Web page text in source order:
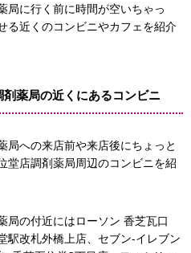
局に行く前に時間が空いちゃっ
る近くのコンビニやカフェを紹介
薬局の近くにあるコンビニ
局への来店前や来店後にちょっと
堂店調剤薬局周辺のコンビニを紹
局の付近にはローソン 香芝瓦口
駅改札外橋上店、セブン-イレブン